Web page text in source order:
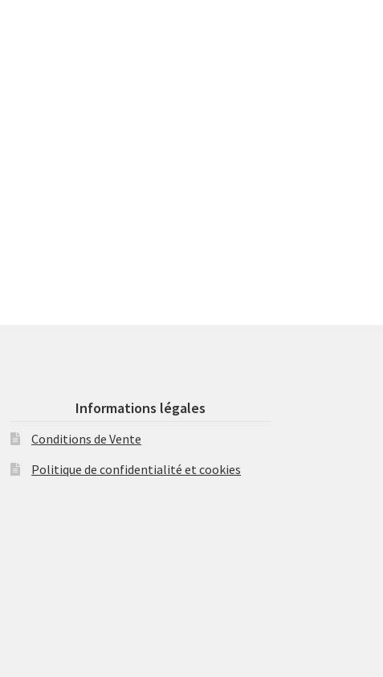
Informations légales
Conditions de Vente
Politique de confidentialité et cookies